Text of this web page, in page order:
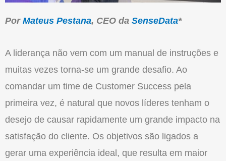
PorMateus Pestana, CEO da SenseData*
A liderança não vem com um manual de instruções e
muitas vezes torna-se um grande desafio. Ao
comandar um time de Customer Success pela
primeira vez, é natural que novos líderes tenham o
desejo de causar rapidamente um grande impacto na
satisfação do cliente. Os objetivos são ligados a
gerar uma experiência ideal, que resulta em maior